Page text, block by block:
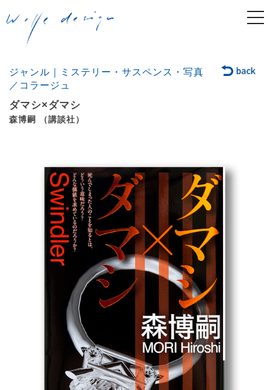
ジャンル｜ミステリー・サスペンス・写真
／コラージュ
ダマシ×ダマシ
森博嗣 （講談社）